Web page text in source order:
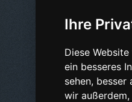
Ihre
Diese
ein besseres
sehen, besser
wir
Android App
PARTNER
Partnerliste
Partner werden